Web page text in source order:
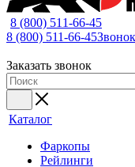
8 (800) 511-66-45
8 (800) 511-66-45
Заказать звонок
Каталог
Фаркопы
Рейлинги